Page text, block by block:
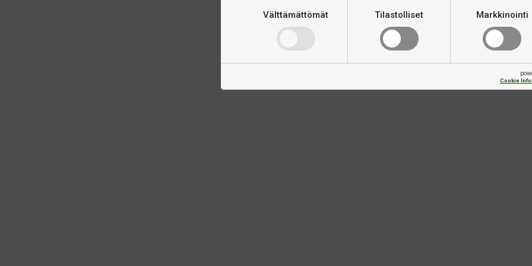
Välttämättömät Tilastolliset Markkinointi
Cookie